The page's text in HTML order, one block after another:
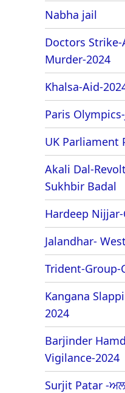
Nabha jail
Doctors Strike-
Murder-2024
Khalsa-Aid-
Paris
UK Parliament
Akali Dal-
Sukhbir Badal
Hardeep Nijjar-
Jalandhar-
Trident-Group-
Kangana
2024
Barjinder
Vigilance-2024
Surjit Patar -